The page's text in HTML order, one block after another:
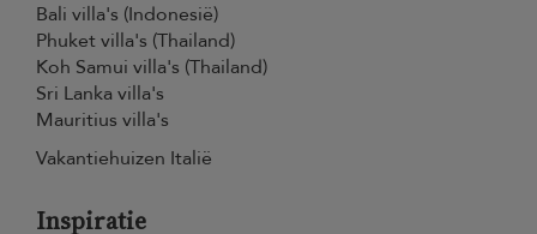
Bali villa's (Indonesië)
Phuket villa's (Thailand)
Koh Samui villa's (Thailand)
Sri Lanka villa's
Mauritius villa's
Vakantiehuizen Italië
Inspiratie